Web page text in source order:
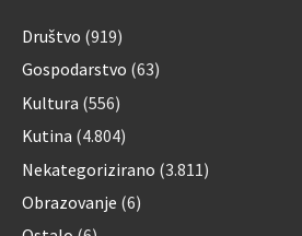
Društvo (919)
Gospodarstvo (63)
Kultura (556)
Kutina (4.804)
Nekategorizirano (3.811)
Obrazovanje (6)